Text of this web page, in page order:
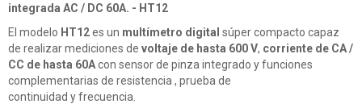
integrada AC / DC 60A. - HT12
El modelo HT12es un multímetro digital súper compacto capaz
de realizar mediciones de voltaje de hasta 600 V, corriente de CA /
CC de hasta 60Acon sensor de pinza integrado y funciones
complementarias de resistencia , prueba de
continuidad y frecuencia.